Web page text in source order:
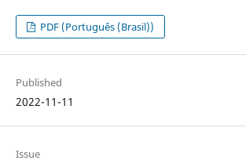
PDF (Português (Brasil))
Published
2022-11-11
Issue